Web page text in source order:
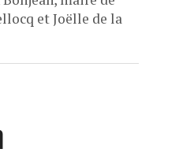
et Joëlle de la